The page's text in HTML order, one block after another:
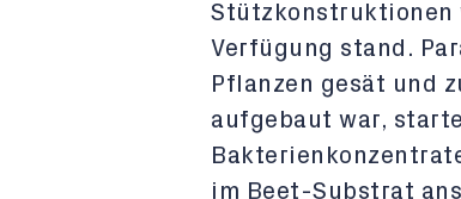
Stützkonstruktionen
Verfügung stand.
Pflanzen gesät und
aufgebaut war,
im Beet-Substrat